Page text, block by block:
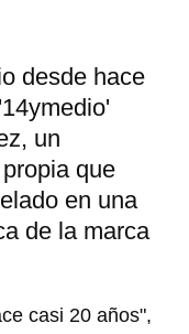
desde hace
un
que
en una
de la marca
casi 20 años",